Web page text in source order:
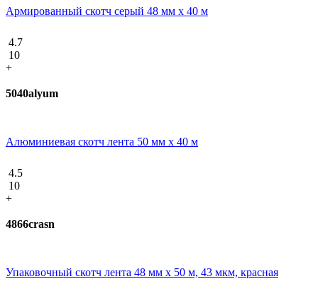
Армированный скотч серый 48 мм х 40 м
4.7
10
+
5040alyum
Алюминиевая скотч лента 50 мм х 40 м
4.5
10
+
4866crasn
Упаковочный скотч лента 48 мм х 50 м, 43 мкм, красная